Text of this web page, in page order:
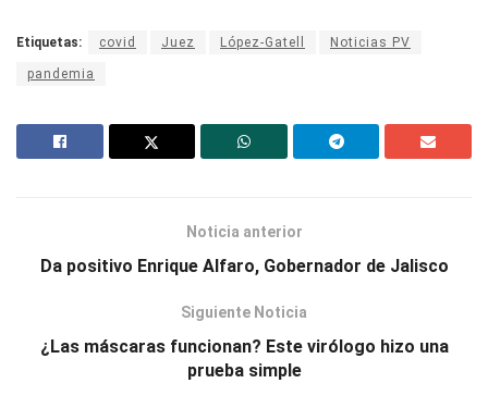
Etiquetas: covid Juez López-Gatell Noticias PV
pandemia
Noticia anterior
Da positivo Enrique Alfaro, Gobernador de Jalisco
Siguiente Noticia
¿Las máscaras funcionan? Este virólogo hizo una
prueba simple